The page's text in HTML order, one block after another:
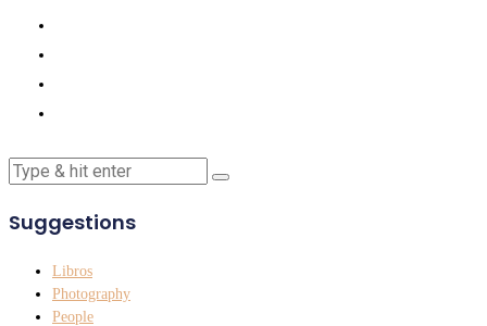
Suggestions
Libros
Photography
People